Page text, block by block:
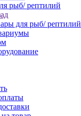
рыб/ рептилий
для рыб/ рептилий